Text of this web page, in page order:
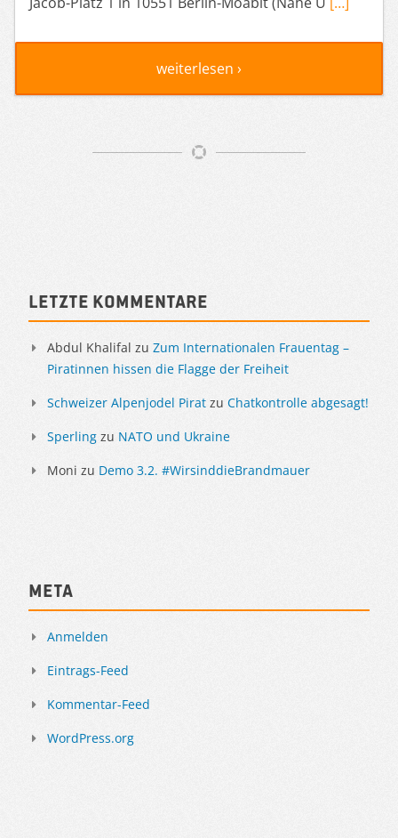
weiterlesen ›
Sidebar
Letzte Kommentare
Abdul Khalifal zu Zum Internationalen Frauentag –
Piratinnen hissen die Flagge der Freiheit
Schweizer Alpenjodel Pirat zu Chatkontrolle abgesagt!
Sperling zu NATO und Ukraine
Moni zu Demo 3.2. #WirsinddieBrandmauer
Meta
Anmelden
Eintrags-Feed
Kommentar-Feed
WordPress.org